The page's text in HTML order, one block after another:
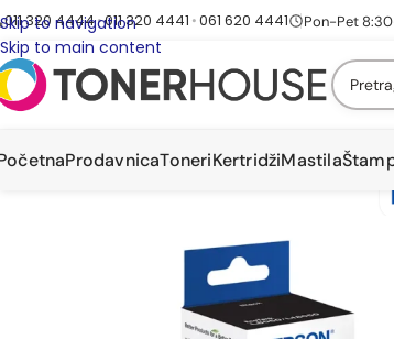
Skip to navigation
Skip to main content
011 320 4444•011 320 4441 •061 620 4441 Pon-Pet
ProdavnicaToneriKertridžiMastila